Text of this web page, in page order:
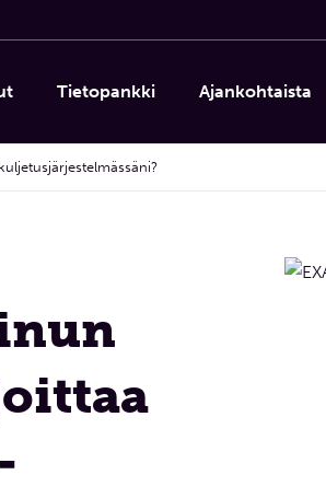
Tietopankki Ajankohtaista